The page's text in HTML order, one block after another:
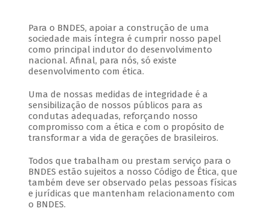
Para o BNDES, apoiar a construção de uma
sociedade mais íntegra é cumprir nosso papel
como principal indutor do desenvolvimento
nacional. Afinal, para nós, só existe
desenvolvimento com ética.
Uma de nossas medidas de integridade é a
sensibilização de nossos públicos para as
condutas adequadas, reforçando nosso
compromisso com a ética e com o propósito de
transformar a vida de gerações de brasileiros.
Todos que trabalham ou prestam serviço para o
BNDES estão sujeitos a nosso Código de Ética, que
também deve ser observado pelas pessoas físicas
e jurídicas que mantenham relacionamento com
o BNDES.